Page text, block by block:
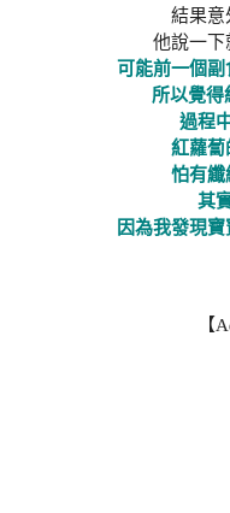
結果意
他說一下
可能前一個
所以覺得
過程
紅蘿蔔
怕有纖
其
因為我發現
【